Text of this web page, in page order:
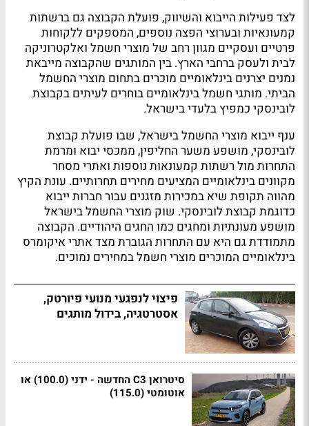
לצד פעילות הייבוא והשיווק, פועלת הקבוצה גם ברשתות
קמעונאיות ובערוצי הפצה נוספים, המספקים ללקוחות
פרטיים ועסקיים מגוון רחב של מוצרי חשמל ואלקטרוניקה
לבית ולעסק ברחבי הארץ. בין המותגים שהקבוצה מייבאת
נמנים יצרנים בינלאומיים מוכרים בתחום מוצרי החשמל
הביתי. מותגי חשמל בינלאומיים בוחרים לעיתים בקבוצת
לובינסקי כמפיץ בלעדי בישראל.
ענף ייבוא מוצרי החשמל בישראל, שבו פועלת קבוצת
לובינסקי, מושפע משער החליפין, ממכסי יבוא ומרמת
התחרות מול רשתות קמעונאות נוספות ואתרי מסחר
מקוונים בינלאומיים המציעים מחירים תחרותיים. עונת הקיץ
מהווה תקופת שיא במכירות מזגנים עבור חברות ייבוא
כדוגמת קבוצת לובינסקי. שוק מוצרי החשמל בישראל
מושפע מעונתיות ומחגים כמו החגים היהודיים. הקבוצה
מתמודדת גם היא עם התחרות הגוברת מצד אתרי איקומרס
בינלאומיים המוכרים מוצרי חשמל במחירים נמוכים.
פיצוי לנפגעי מנועי פיורטק,
אסטרטגיה, בידול מותגים
סיטרואן C3 החדשה - ידני (100.0) או
אוטומטי (115.0)